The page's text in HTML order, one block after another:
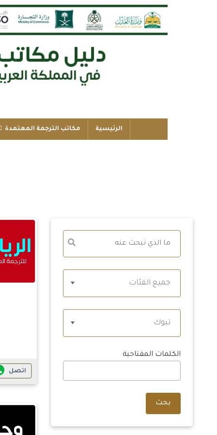
الرئيسية مكاتب الترجمة المعتمدة
جميع الفئات
تبوك
الكلمات المفتاحية
بحث
اتصل